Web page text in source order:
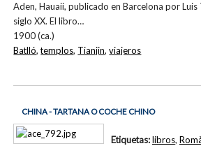
Aden, Hauaii, publicado en Barcelona por
siglo XX. El libro…
1900 (ca.)
Batlló,templos, Tianjin,viajeros
CHINA - TARTANA O COCHE CHINO
Etiquetas:libros,